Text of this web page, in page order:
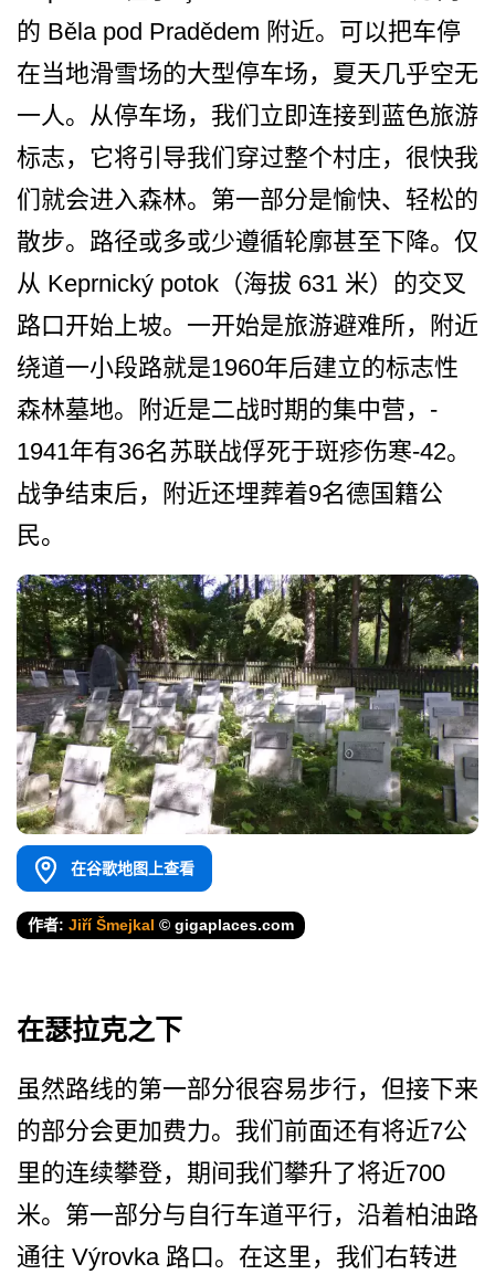
的 Běla pod Pradědem 附近。可以把车停
在当地滑雪­场的大型停车场，夏天几乎空无
一人。从停车场，我们­立即连接到蓝色旅游
标志，它将引导我们穿过整个村庄­，很快我
们就会进入森林。第一部分是愉快、轻松的
散­步。路径或多或少遵循轮廓甚至下降。仅
从 Keprnický potok（海拔 631 米）的交叉
路口开始上坡。一­开始是旅游避难所，附近
绕道一小段路就是1960年­后建立的标志性
森林墓地。附近是二战时期的集中营，­
1941年有36名苏联战俘死于斑疹伤寒-42。
战争结束后，附近还埋­葬着9名德国籍公
民。
在谷歌地图上查看
作者: Jiří Šmejkal © gigaplaces.com
在瑟拉克之下
虽然路线的第一部分很容易步­行，但接下来
的部分会更加费力。我们前面还有将近7­公
里的连续攀登，期间我们攀升了将近700
米。第一­部分与自行车道平行，沿着柏油路
通往 Výrovka 路口。在这里，我们右转进